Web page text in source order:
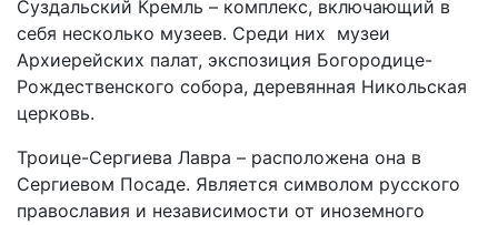
Суздальский Кремль – комплекс, включающий в
себя несколько музеев. Среди них музеи
Архиерейских палат, экспозиция Богородице-
Рождественского собора, деревянная Никольская
церковь.
Троице-Сергиева Лавра – расположена она в
Сергиевом Посаде. Является символом русского
православия и независимости от иноземного